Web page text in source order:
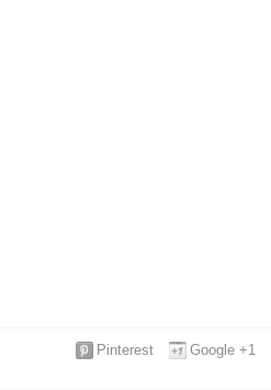
Google +1
Pinterest